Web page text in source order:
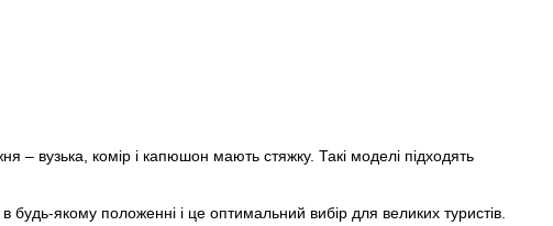
вузька, комір і капюшон мають стяжку. Такі моделі підходять
якому положенні і це оптимальний вибір для великих туристів.